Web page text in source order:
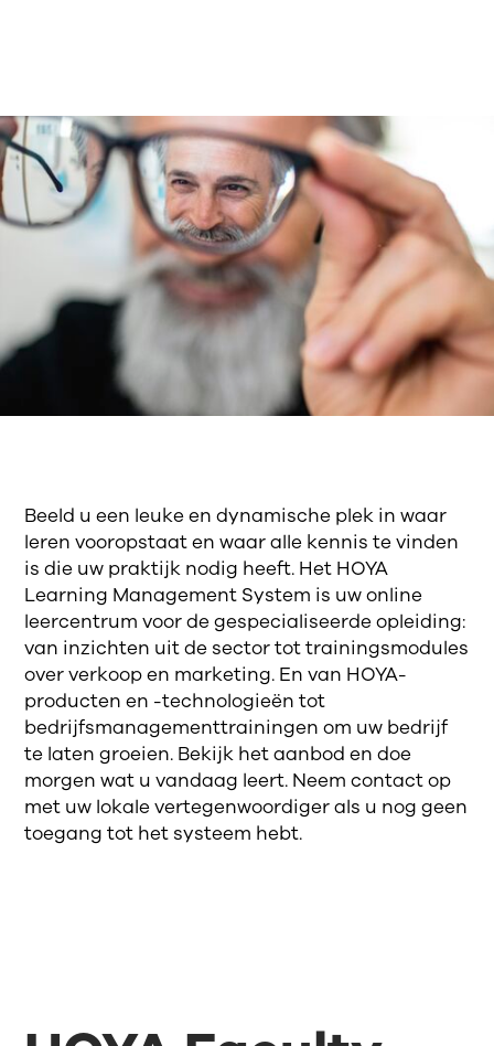
Beeld u een leuke en dynamische plek in waar
leren vooropstaat en waar alle kennis te vinden
is die uw praktijk nodig heeft. Het HOYA
Learning Management System is uw online
leercentrum voor de gespecialiseerde opleiding:
van inzichten uit de sector tot trainingsmodules
over verkoop en marketing. En van HOYA-
producten en -technologieën tot
bedrijfsmanagementtrainingen om uw bedrijf
te laten groeien. Bekijk het aanbod en doe
morgen wat u vandaag leert. Neem contact op
met uw lokale vertegenwoordiger als u nog geen
toegang tot het systeem hebt.